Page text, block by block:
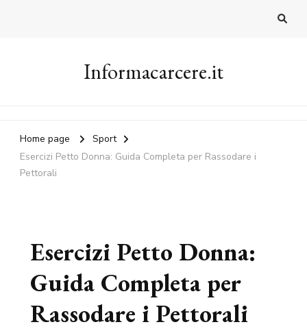
Informacarcere.it
Home page
Sport
Esercizi Petto Donna: Guida Completa per Rassodare i
Pettorali
Esercizi Petto Donna:
Guida Completa per
Rassodare i Pettorali